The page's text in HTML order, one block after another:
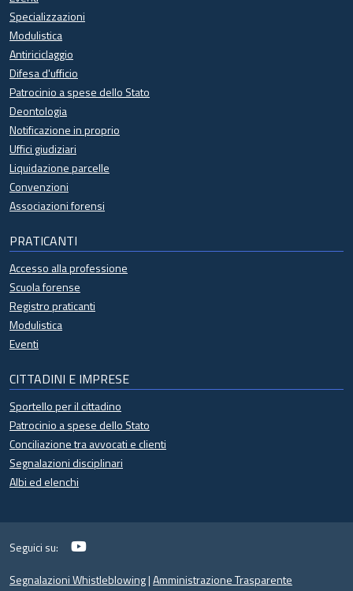
Specializzazioni
Modulistica
Antiriciclaggio
Difesa d'ufficio
Patrocinio a spese dello Stato
Deontologia
Notificazione in proprio
Uffici giudiziari
Liquidazione parcelle
Convenzioni
Associazioni forensi
PRATICANTI
Accesso alla professione
Scuola forense
Registro praticanti
Modulistica
Eventi
CITTADINI E IMPRESE
Sportello per il cittadino
Patrocinio a spese dello Stato
Conciliazione tra avvocati e clienti
Segnalazioni disciplinari
Albi ed elenchi
Segnalazioni Whistleblowing|Amministrazione Trasparente
Seguici su: YouTube